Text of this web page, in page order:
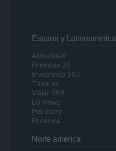
Espana y Latinoamerica
Actualidad
Finanzas 24
Investindo 365
Think.es
Viajar 365
ES Newz
Pet Story
Encocina
Norte america